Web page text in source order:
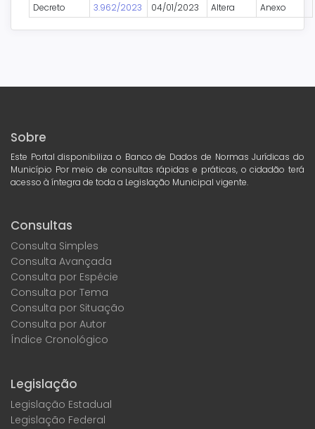
Decreto
3.962/2023 04/01/2023 Altera Anexo
Sobre
Este Portal disponibiliza o Banco de Dados de Normas Jurídicas do
Município Por meio de consultas rápidas e práticas, o cidadão terá
acesso à íntegra de toda a Legislação Municipal vigente.
Consultas
Consulta Simples
Consulta Avançada
Consulta por Espécie
Consulta por Tema
Consulta por Situação
Consulta por Autor
Índice Cronológico
Legislação
Legislação Estadual
Legislação Federal